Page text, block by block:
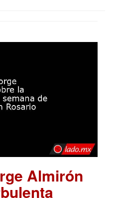
Almirón